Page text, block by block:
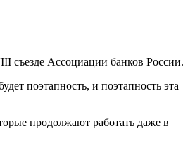
съезде Ассоциации банков России.
поэтапность, и поэтапность эта
продолжают работать даже в